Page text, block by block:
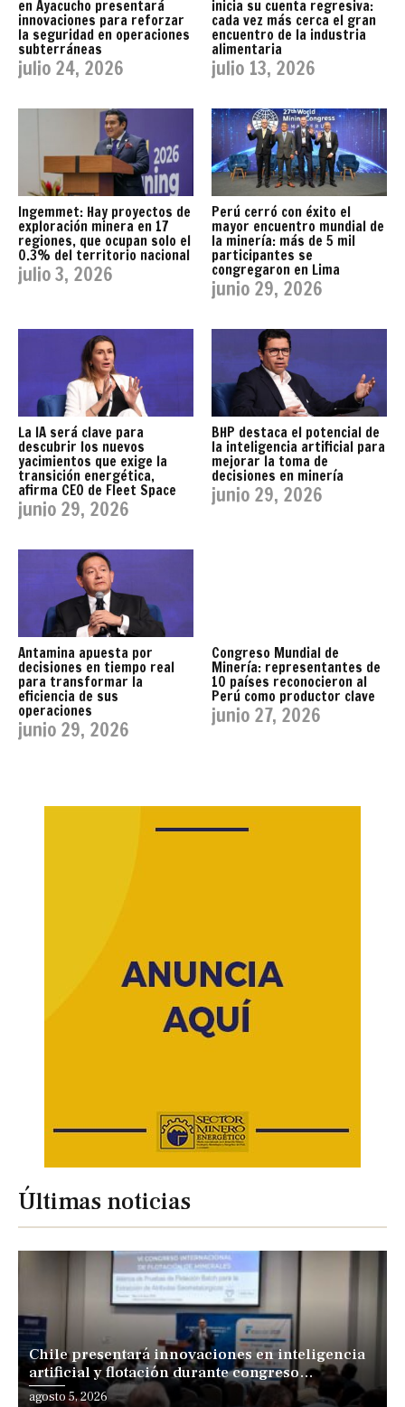
en Ayacucho presentará
innovaciones para reforzar
la seguridad en operaciones
subterráneas
julio 24, 2026
inicia su cuenta regresiva:
cada vez más cerca el gran
encuentro de la industria
alimentaria
julio 13, 2026
Ingemmet: Hay proyectos de
exploración minera en 17
regiones, que ocupan solo el
0.3% del territorio nacional
julio 3, 2026
Perú cerró con éxito el
mayor encuentro mundial de
la minería: más de 5 mil
participantes se
congregaron en Lima
junio 29, 2026
La IA será clave para
descubrir los nuevos
yacimientos que exige la
transición energética,
afirma CEO de Fleet Space
junio 29, 2026
BHP destaca el potencial de
la inteligencia artificial para
mejorar la toma de
decisiones en minería
junio 29, 2026
Antamina apuesta por
decisiones en tiempo real
para transformar la
eficiencia de sus
operaciones
junio 29, 2026
Congreso Mundial de
Minería: representantes de
10 países reconocieron al
Perú como productor clave
junio 27, 2026
Últimas noticias
Chile presentará innovaciones en inteligencia
artificial y flotación durante congreso
internacional en Lima
agosto 5, 2026